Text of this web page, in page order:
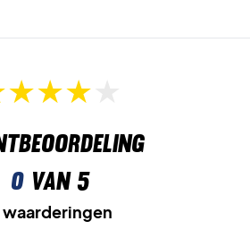
0van 5
waarderingen